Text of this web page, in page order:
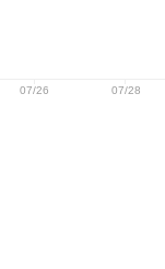
07/26 07/28